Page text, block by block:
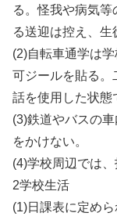
る。怪我や病気
る送迎は控え、生
(2)自転車通学は
可ジールを貼る。
話を使用した状態
(3)鉄道やバスの
をかけない。
(4)学校周辺では
2学校生活
(1)日課表に定めら